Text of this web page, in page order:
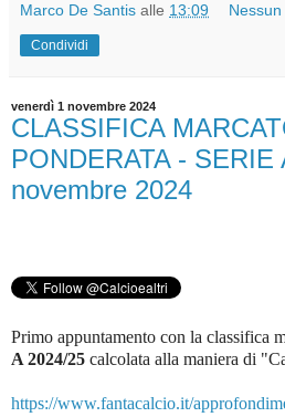
Marco De Santis alle 13:09
Condividi
venerdì 1 novembre 2024
CLASSIFICA
PONDERATA - SERIE
novembre 2024
Primo appuntamento con la classifica
A 2024/25 calcolata alla maniera di
https://www.fantacalcio.it/